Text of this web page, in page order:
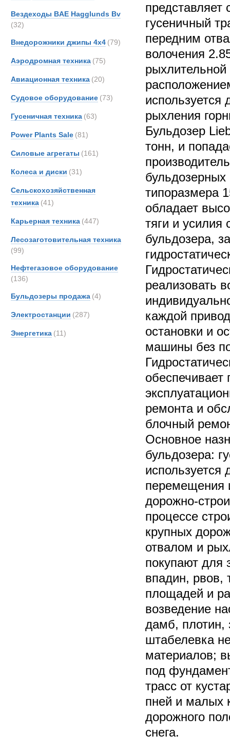
Вездеходы BAE Hagglunds Bv
(32)
Внедорожники джипы 4х4 (79)
Аэродромная техника (75)
Авиационная техника (20)
Судовое оборудование (73)
Гусеничная техника (63)
Power Plants Sale (81)
Силовые агрегаты (161)
Колеса и диски (31)
Сельскохозяйственная
техника (41)
Карьерная техника (447)
Лесозаготовительная техника
(99)
Нефтегазовое оборудование
(136)
Бульдозеры продажа (4)
Электростанции (287)
Энергетика (11)
представляет
гусеничный
передним
волочения
используется
рыхления
Бульдозер
тонн, и
типоразмера
обладает
тяги и усилия
бульдозера,
реализовать
каждой
остановки и
машины без
ремонта и
блочный
Основное
бульдозера:
используется
перемещения
дорожно-
процессе
крупных
отвалом и
покупают для
впадин, рвов,
площадей и
возведение
дамб, плотин,
штабелевка
материалов;
под
трасс от
пней и малых
дорожного
снега.